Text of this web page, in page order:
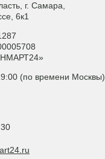
г. Самара,
6к1
(по времени Москвы)